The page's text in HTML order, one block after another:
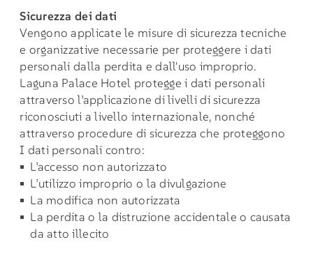
Sicurezza dei dati
Vengono applicate le misure di sicurezza tecniche
e organizzative necessarie per proteggere i dati
personali dalla perdita e dall'uso improprio.
Laguna Palace Hotel protegge i dati personali
attraverso l’applicazione di livelli di sicurezza
riconosciuti a livello internazionale, nonché
attraverso procedure di sicurezza che proteggono
I dati personali contro:
L’accesso non autorizzato
L’utilizzo improprio o la divulgazione
La modifica non autorizzata
La perdita o la distruzione accidentale o causata
da atto illecito